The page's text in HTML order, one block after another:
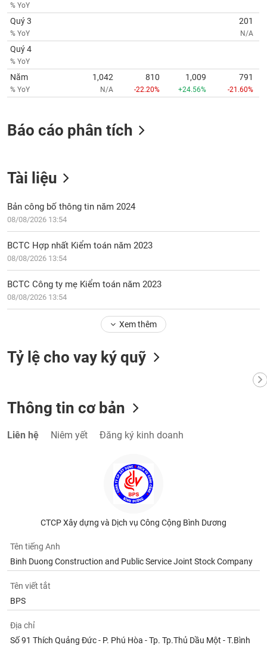
% YoY
Quý 3
% YoY
201
N/A
Quý 4
% YoY
Năm
% YoY
1,042
N/A
810
-22.20%
1,009
+24.56%
791
-21.60%
Báo cáo phân tích
Tài liệu
Bản công bố thông tin năm 2024
08/08/2026 13:54
BCTC Hợp nhất Kiểm toán năm 2023
08/08/2026 13:54
BCTC Công ty mẹ Kiểm toán năm 2023
08/08/2026 13:54
Xem thêm
Tỷ lệ cho vay ký quỹ
Thông tin cơ bản
Liên hệ Niêm yết Đăng ký kinh doanh
CTCP Xây dựng và Dịch vụ Công Cộng Bình Dương
Tên tiếng Anh
Binh Duong Construction and Public Service Joint Stock Company
Tên viết tắt
BPS
Địa chỉ
Số 91 Thích Quảng Đức - P. Phú Hòa - Tp. Tp.Thủ Dầu Một - T.Bình
thông
tài
chính
Dữ
liệu
chính